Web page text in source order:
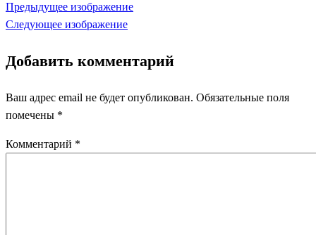
Предыдущее изображение
Следующее изображение
Добавить комментарий
Ваш адрес email не будет опубликован. Обязательные поля
помечены *
Комментарий *